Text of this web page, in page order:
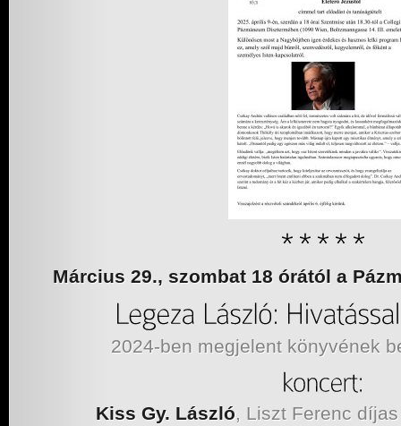
Március 29., szombat 18 órától a
2024-ben megjelent könyvének
Kiss Gy. László , Liszt Ferenc